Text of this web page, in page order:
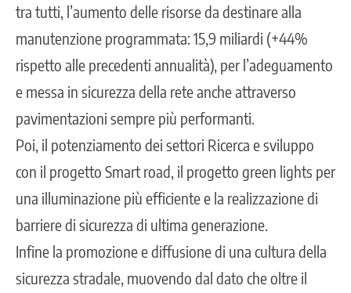
tra tutti, l’aumento delle risorse da destinare alla
manutenzione programmata: 15,9 miliardi (+44%
rispetto alle precedenti annualità), per l’adeguamento
e messa in sicurezza della rete anche attraverso
pavimentazioni sempre più performanti.
Poi, il potenziamento dei settori Ricerca e sviluppo
con il progetto Smart road, il progetto green lights per
una illuminazione più efficiente e la realizzazione di
barriere di sicurezza di ultima generazione.
Infine la promozione e diffusione di una cultura della
sicurezza stradale, muovendo dal dato che oltre il